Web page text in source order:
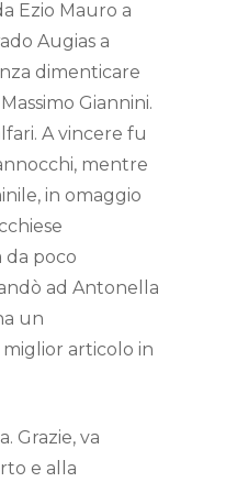
Ezio Mauro a
Augias a
dimenticare
Giannini.
A vincere fu
mentre
in omaggio
da poco
ad Antonella
un
articolo in
Grazie, va
e alla